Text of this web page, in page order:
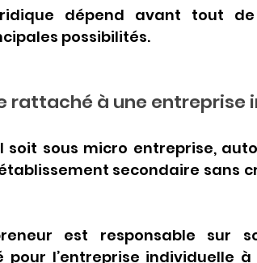
dépend avant tout
possibilités.
rattaché à une entreprise
soit sous micro entreprise,
secondaire sans
est responsable sur
pour l’entreprise individuelle